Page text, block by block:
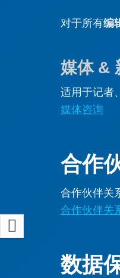
对于所有编
媒体 &
适用于记者
媒体咨询
合作
合作伙伴关
合作伙伴关
数据